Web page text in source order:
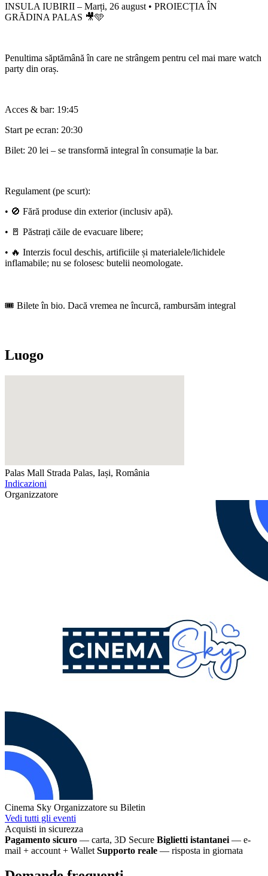
INSULA IUBIRII – Marți, 26 august • PROIECȚIA ÎN
GRĂDINA PALAS 🎥🩵
Penultima săptămână în care ne strângem pentru cel mai mare watch
party din oraș.
Acces & bar: 19:45
Start pe ecran: 20:30
Bilet: 20 lei – se transformă integral în consumație la bar.
Regulament (pe scurt):
• 🚫 Fără produse din exterior (inclusiv apă).
• 🚪 Păstrați căile de evacuare libere;
• 🔥 Interzis focul deschis, artificiile și materialele/lichidele
inflamabile; nu se folosesc butelii neomologate.
🎟️ Bilete în bio. Dacă vremea ne încurcă, rambursăm integral
Luogo
Palas Mall Strada Palas, Iași, România
Indicazioni
Organizzatore
Cinema Sky Organizzatore su Biletin
Vedi tutti gli eventi
Acquisti in sicurezza
Pagamento sicuro — carta, 3D Secure Biglietti istantanei — e-
mail + account + Wallet Supporto reale — risposta in giornata